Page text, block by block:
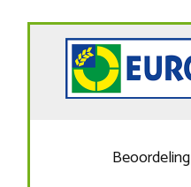
Beoordeling